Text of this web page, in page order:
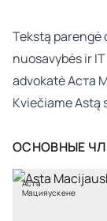
Tekstą parengė
nuosavybės ir
advokatėАста
Kviečiame Astą
ОСНОВНЫЕ
Аста
Мацияускене